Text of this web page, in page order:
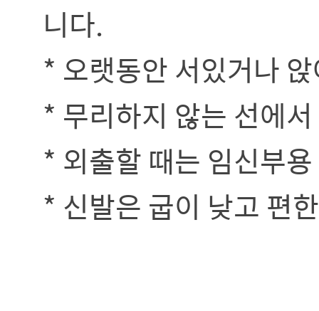
니다.
* 오랫동안 서있거나
* 무리하지 않는 선에
* 외출할 때는 임신부
* 신발은 굽이 낮고 편